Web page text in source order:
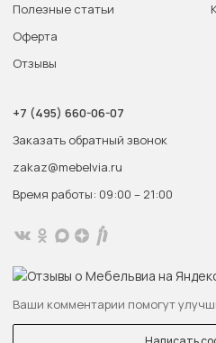
Полезные статьи
Оферта
Отзывы
+7 (495) 660-06-07
Заказать обратный звонок
zakaz@mebelvia.ru
Время работы: 09:00 – 21:00
Ваши комментарии помогут